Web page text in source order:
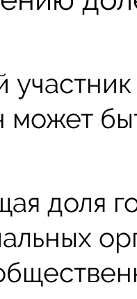
может
доля